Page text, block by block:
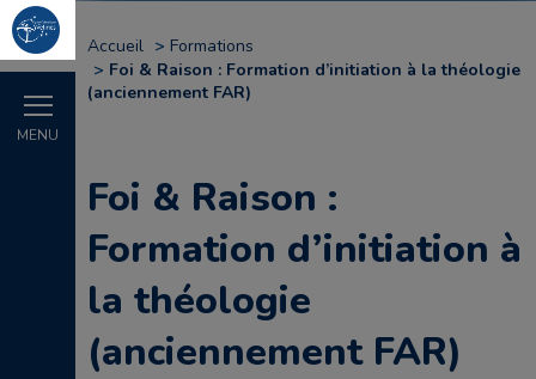
MENU
Accueil
Formations
Foi & Raison : Formation d’initiation à la théologie
(anciennement FAR)
Foi & Raison :
Formation d’initiation à
la théologie
(anciennement FAR)